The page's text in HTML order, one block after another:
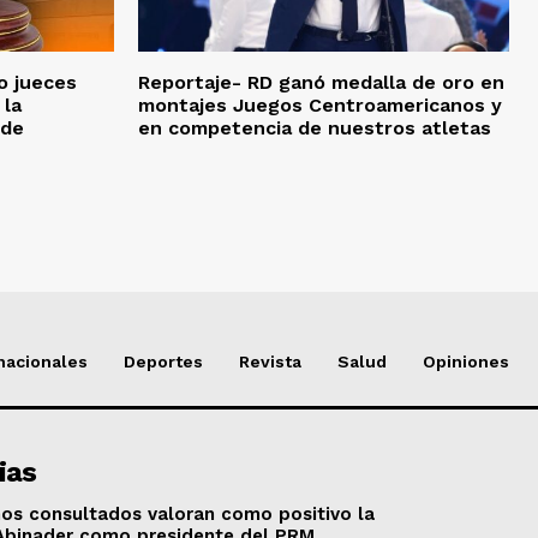
jueces
la
Reportaje- RD ganó medalla de oro en
montajes Juegos Centroamericanos y
en competencia de nuestros atletas
Deportes Revista Salud Opiniones
consultados valoran como positivo la